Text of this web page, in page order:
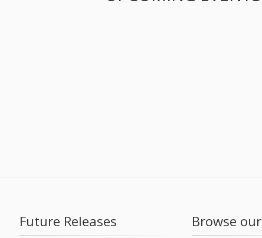
Future Releases Browse our